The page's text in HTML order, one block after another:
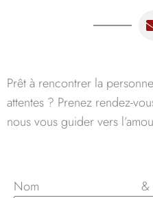
Prêt à rencontrer la
attentes ? Prenez rendez-
nous vous guider vers
Nom &